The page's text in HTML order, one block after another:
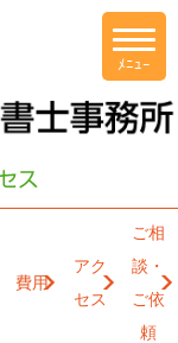
費用
アク
セス
ご相
談・
ご依
頼